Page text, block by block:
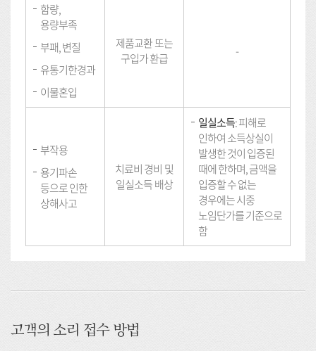
함량,
용량부족
부패, 변질
유통기한경과
이물혼입
제품교환 또는
구입가 환급
-
부작용
용기파손
등으로 인한
상해사고
치료비 경비 및
일실소득 배상
일실소득: 피해로
인하여 소득상실이
발생한 것이 입증된
때에 한하며, 금액을
입증할 수 없는
경우에는 시중
노임단가를 기준으로
함
고객의 소리 접수 방법